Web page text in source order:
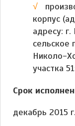
корпус
адресу:
сельское
Николо-
участка
Срок
декабрь 2015 г.